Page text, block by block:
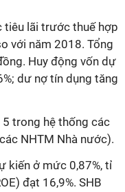
tiêu lãi trước thuế hợp
với năm 2018. Tổng
Huy động vốn dự
dư nợ tín dụng tăng
trong hệ thống các
NHTM Nhà nước).
kiến ở mức 0,87%, tỉ
đạt 16,9%. SHB